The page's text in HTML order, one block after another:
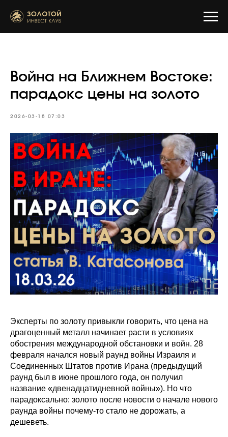
Война на Ближнем Востоке:
парадокс цены на золото
2026-03-18 07:03
Эксперты по золоту привыкли говорить, что цена на
драгоценный металл начинает расти в условиях
обострения международной обстановки и войн. 28
февраля начался новый раунд войны Израиля и
Соединенных Штатов против Ирана (предыдущий
раунд был в июне прошлого года, он получил
название «двенадцатидневной войны»). Но что
парадоксально: золото после новости о начале нового
раунда войны почему-то стало не дорожать, а
дешеветь.